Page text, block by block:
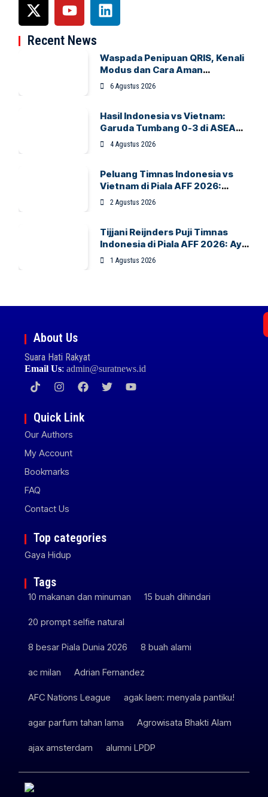
Recent News
Waspada Penipuan QRIS, Kenali
Modus dan Cara Aman
Bertransaksi
6 Agustus 2026
Hasil Indonesia vs Vietnam:
Garuda Tumbang 0-3 di ASEAN
Hyundai Cup 2026
4 Agustus 2026
Peluang Timnas Indonesia vs
Vietnam di Piala AFF 2026:
Garuda Bidik Tiket Semifinal di
Pakansari
2 Agustus 2026
Tijjani Reijnders Puji Timnas
Indonesia di Piala AFF 2026: Ayo
Indonesia!
1 Agustus 2026
About Us
Suara Hati Rakyat
Email Us:admin@suratnews.id
Quick Link
Our Authors
My Account
Bookmarks
FAQ
Contact Us
Top categories
Gaya Hidup
Tags
10 makanan dan minuman 15 buah dihindari
20 prompt selfie natural
8 besar Piala Dunia 2026 8 buah alami
ac milan Adrian Fernandez
AFC Nations League agak laen: menyala pantiku!
agar parfum tahan lama Agrowisata Bhakti Alam
ajax amsterdam alumni LPDP